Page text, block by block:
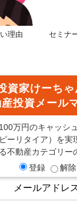
理由 セミナ
資家けーちゃ
投資メール
万円のキャッシ
ーリタイア）を実
不動産カテゴリー
登録
解除